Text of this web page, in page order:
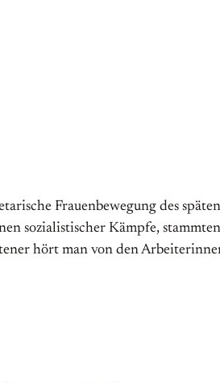
Frauenbewegung des
sozialistischer Kämpfe,
hört man von den